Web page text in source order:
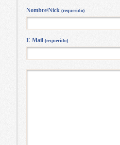
Nombre/Nick (requerido)
E-Mail (requerido)